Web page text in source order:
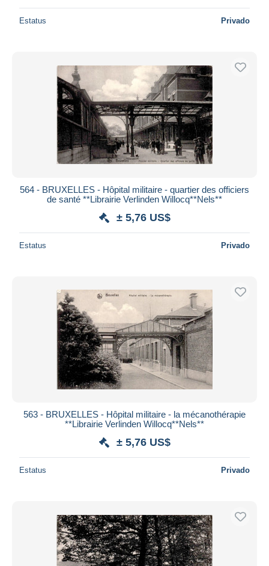
Estatus Privado
564 - BRUXELLES - Hôpital militaire - quartier des officiers
de santé **Librairie Verlinden Willocq**Nels**
± 5,76 US$
Estatus Privado
563 - BRUXELLES - Hôpital militaire - la mécanothérapie
**Librairie Verlinden Willocq**Nels**
± 5,76 US$
Estatus Privado